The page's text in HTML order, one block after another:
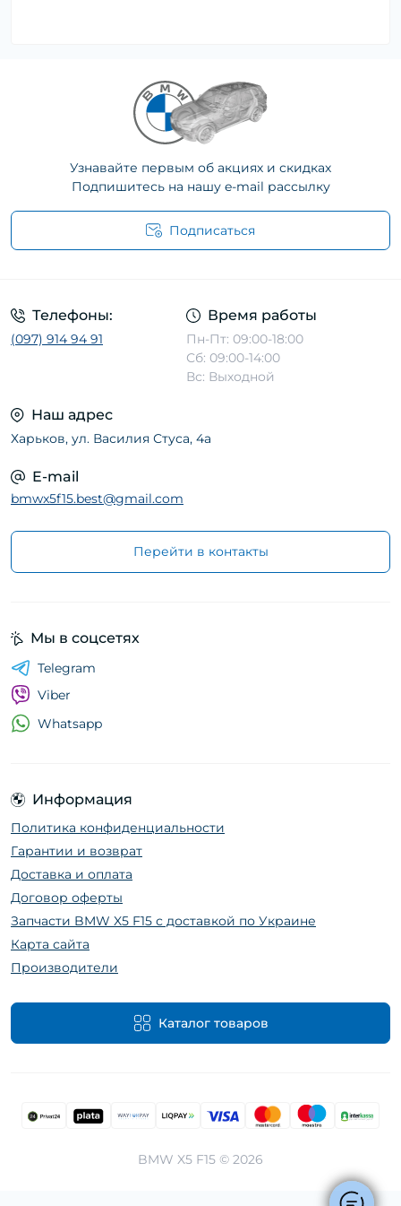
Узнавайте первым об акциях и скидках
Подпишитесь на нашу e-mail рассылку
Подписаться
Телефоны:
(097) 914 94 91
Время работы
Пн-Пт: 09:00-18:00
Сб: 09:00-14:00
Вс: Выходной
Наш адрес
Харьков, ул. Василия Стуса, 4а
E-mail
bmwx5f15.best@gmail.com
Перейти в контакты
Информация
Политика конфиденциальности
Гарантии и возврат
Доставка и оплата
Договор оферты
Запчасти BMW X5 F15 с доставкой по Украине
Карта сайта
Производители
Каталог товаров
Мы в соцсетях
Telegram
Viber
Whatsapp
BMW X5 F15 © 2026